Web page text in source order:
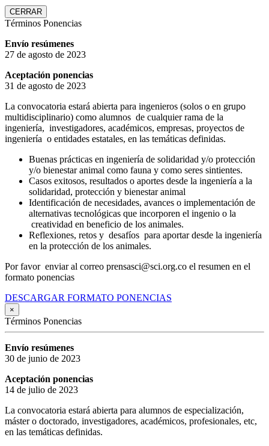
CERRAR
Términos Ponencias
Envío resúmenes
27 de agosto de 2023
Aceptación ponencias
31 de agosto de 2023
La convocatoria estará abierta para ingenieros (solos o en grupo
multidisciplinario) como alumnos de cualquier rama de la
ingeniería, investigadores, académicos, empresas, proyectos de
ingeniería o entidades estatales, en las temáticas definidas.
Buenas prácticas en ingeniería de solidaridad y/o protección
y/o bienestar animal como fauna y como seres sintientes.
Casos exitosos, resultados o aportes desde la ingeniería a la
solidaridad, protección y bienestar animal
Identificación de necesidades, avances o implementación de
alternativas tecnológicas que incorporen el ingenio o la
creatividad en beneficio de los animales.
Reflexiones, retos y desafíos para aportar desde la ingeniería
en la protección de los animales.
Por favor enviar al correo prensasci@sci.org.co el resumen en el
formato ponencias
DESCARGAR FORMATO PONENCIAS
×
Términos Ponencias
Envío resúmenes
30 de junio de 2023
Aceptación ponencias
14 de julio de 2023
La convocatoria estará abierta para alumnos de especialización,
máster o doctorado, investigadores, académicos, profesionales, etc,
en las temáticas definidas.